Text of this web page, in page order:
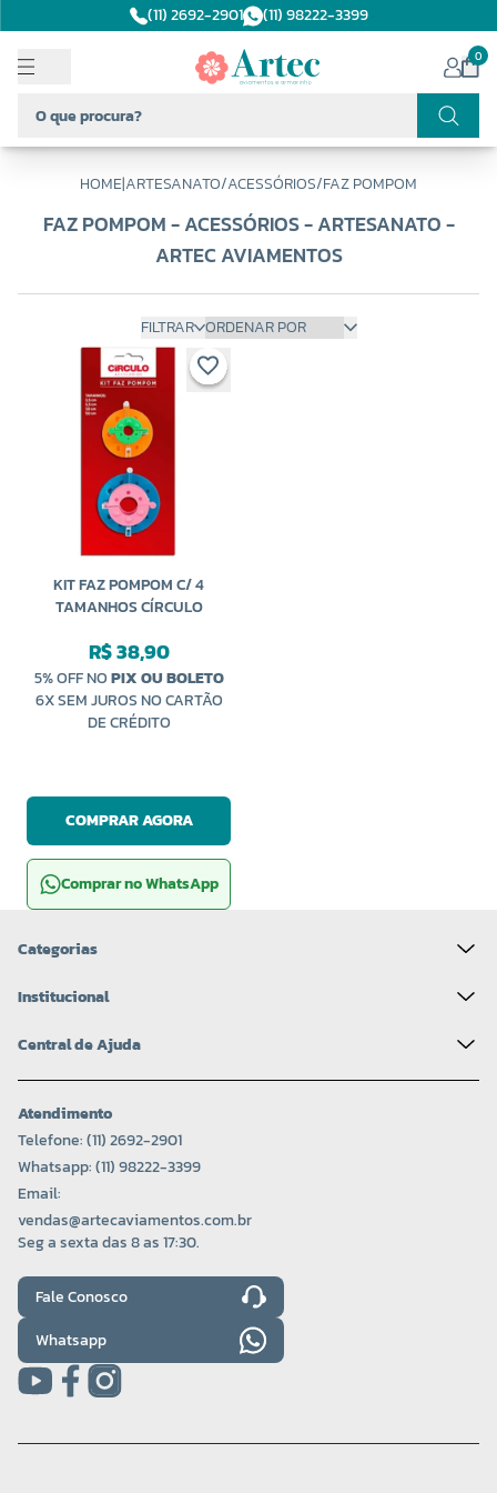
(11) 2692-2901 (11) 98222-3399
0
HOME|ARTESANATO/ACESSÓRIOS/FAZ POMPOM
FAZ POMPOM - ACESSÓRIOS - ARTESANATO -
ARTEC AVIAMENTOS
FILTRAR
KIT FAZ POMPOM C/ 4
TAMANHOS CÍRCULO
R$ 38,90
5% OFF NOPIX OU BOLETO
6X SEM JUROS NO CARTÃO
DE CRÉDITO
COMPRAR AGORA
Comprar no WhatsApp
Categorias
Institucional
Central de Ajuda
Atendimento
Telefone: (11) 2692-2901
Whatsapp: (11) 98222-3399
Email:
vendas@artecaviamentos.com.br
Seg a sexta das 8 as 17:30.
Fale Conosco
Whatsapp